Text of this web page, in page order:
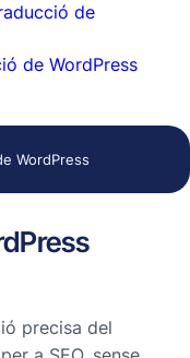
de
de WordPress
WordPress
precisa del